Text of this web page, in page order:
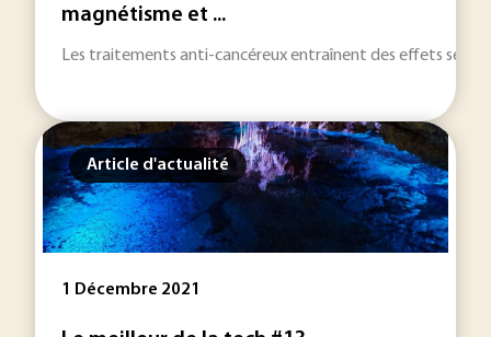
magnétisme et ...
Les traitements anti-cancéreux entraînent des effets
Article d'actualité
1 Décembre 2021